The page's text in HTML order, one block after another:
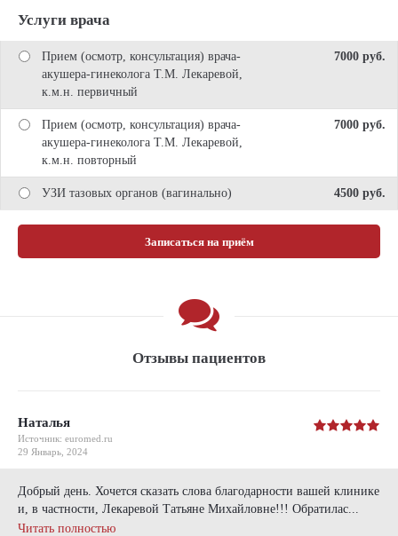
Услуги врача
Прием (осмотр, консультация) врача-
акушера-гинеколога Т.М. Лекаревой,
к.м.н. первичный
7000 pуб.
Прием (осмотр, консультация) врача-
акушера-гинеколога Т.М. Лекаревой,
к.м.н. повторный
7000 pуб.
УЗИ тазовых органов (вагинально) 4500 pуб.
Записаться на приём
Отзывы пациентов
Наталья
Источник: euromed.ru
29 Январь, 2024
Добрый день. Хочется сказать слова благодарности вашей клинике
и, в частности, Лекаревой Татьяне Михайловне!!! Обратилас...
Читать полностью